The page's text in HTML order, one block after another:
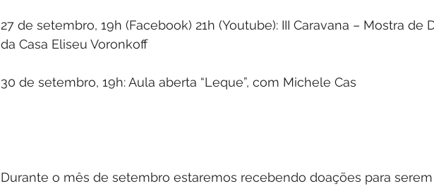
27 de setembro, 19h (Facebook) 21h (Youtube): III Caravana – Mostra de
da Casa Eliseu Voronkoff
30 de setembro, 19h: Aula aberta “Leque”, com Michele Cas
Durante o mês de setembro estaremos recebendo doações para serem